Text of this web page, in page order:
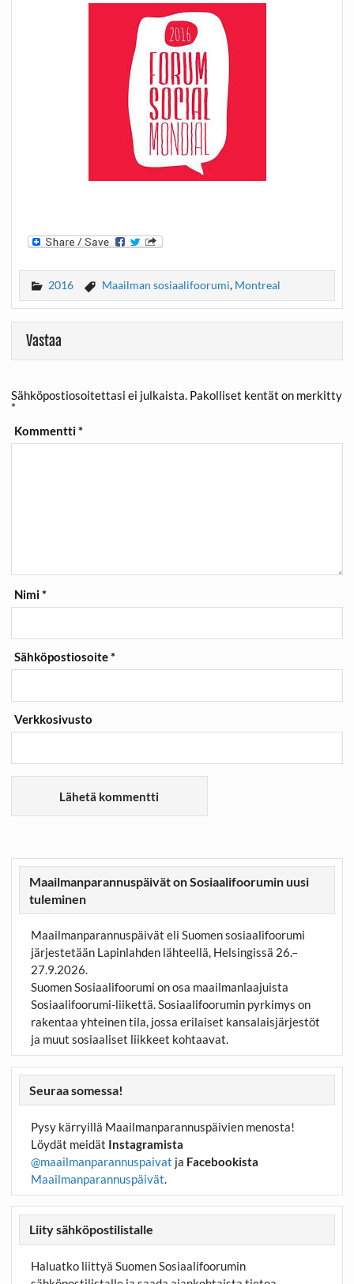
2016 Maailman sosiaalifoorumi, Montreal
Vastaa
Sähköpostiosoitettasi ei julkaista. Pakolliset kentät on merkitty
*
Kommentti*
Nimi*
Sähköpostiosoite*
Verkkosivusto
Maailmanparannuspäivät on Sosiaalifoorumin uusi
tuleminen
Maailmanparannuspäivät eli Suomen sosiaalifoorumi
järjestetään Lapinlahden lähteellä, Helsingissä 26.–
27.9.2026.
Suomen Sosiaalifoorumi on osa maailmanlaajuista
Sosiaalifoorumi-liikettä. Sosiaalifoorumin pyrkimys on
rakentaa yhteinen tila, jossa erilaiset kansalaisjärjestöt
ja muut sosiaaliset liikkeet kohtaavat.
Seuraa somessa!
Pysy kärryillä Maailmanparannuspäivien menosta!
Löydät meidät Instagramista
@maailmanparannuspaivat ja Facebookista
Maailmanparannuspäivät.
Liity sähköpostilistalle
Haluatko liittyä Suomen Sosiaalifoorumin